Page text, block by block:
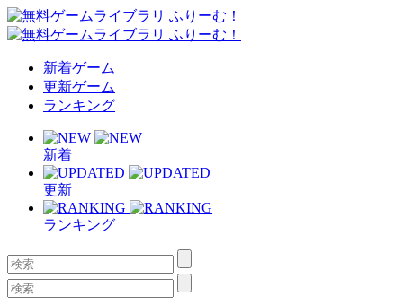
新着ゲーム
更新ゲーム
ランキング
新着
更新
ランキング